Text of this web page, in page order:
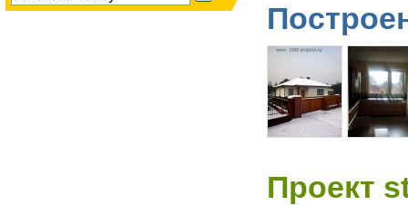
Проект